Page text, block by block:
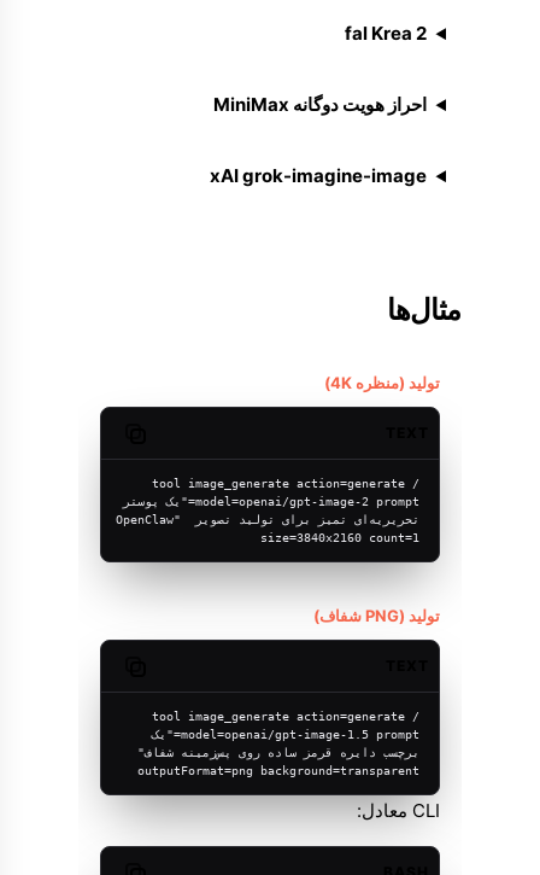
fal Krea 2
احراز هویت دوگانه MiniMax
xAI grok-imagine-image
مثال‌ها
تولید (منظره 4K)
/tool image_generate action=generate
تحریریه‌ای تمیز برای تولید تصویر OpenClaw"
size=3840x2160 count=1
تولید (PNG شفاف)
/tool image_generate action=generate
model=openai/gpt-image-1.5 prompt="یک
outputFormat=png background=transparent
CLI معادل: